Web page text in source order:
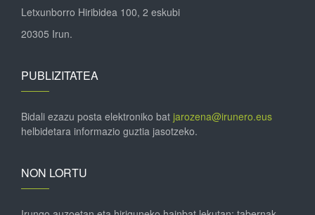
Letxunborro Hiribidea 100, 2 eskubi
20305 Irun.
PUBLIZITATEA
Bidali ezazu posta elektroniko bat jarozena@irunero.eus
helbidetara informazio guztia jasotzeko.
NON LORTU